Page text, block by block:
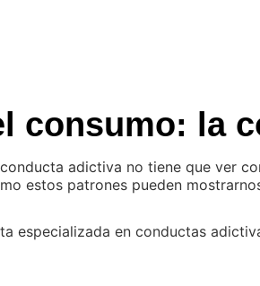
consumo: la
adictiva no tiene que ver
estos patrones pueden
especializada en conductas